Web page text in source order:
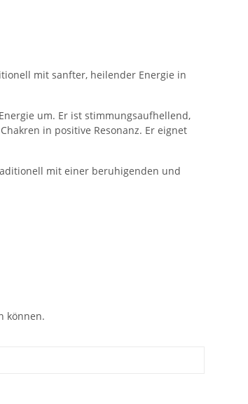
mit sanfter, heilender Energie in
um. Er ist stimmungsaufhellend,
in positive Resonanz. Er eignet
mit einer beruhigenden und
können.